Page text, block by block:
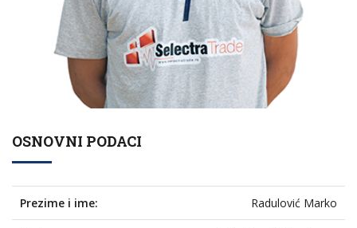
OSNOVNI PODACI
Prezime i ime: Radulović Marko